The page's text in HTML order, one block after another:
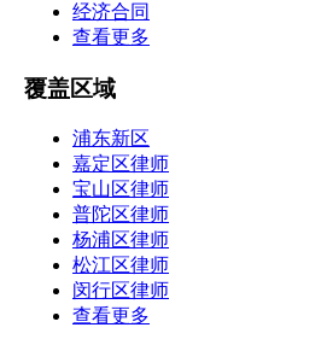
经济合同
查看更多
覆盖区域
浦东新区
嘉定区律师
宝山区律师
普陀区律师
杨浦区律师
松江区律师
闵行区律师
查看更多